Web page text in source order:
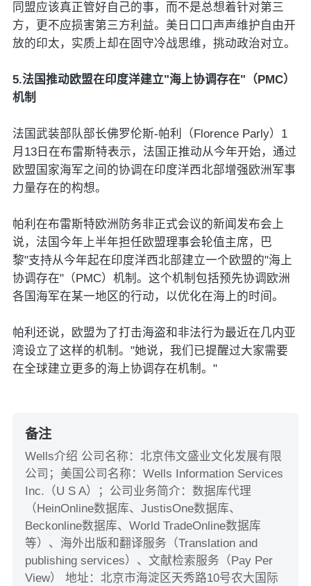
同盟应该真正管好自己的事，而不是总想着针对第三
方，更不应损害第三方利益。美日口口声声维护自由开
放的印太，实质上却在固守冷战思维，挑动政治对立。
5.法国推动欧盟在印度洋建立"海上协调存在"（PMC）
机制
法国武装部队部长佛罗伦斯-帕利（Florence Parly）1
月13日在布雷斯特表示，法国正推动从今年开始，通过
欧盟国家海军之间的协调在印度洋西北部增强欧洲军事
力量存在的构想。
帕利在布雷斯特欧洲防务非正式会议的新闻发布会上
说，法国今年上半年担任欧盟理事会轮值主席，巴
黎"支持从今年起在印度洋西北部建立一个欧盟的"海上
协调存在"（PMC）机制。这个机制包括预先协调欧洲
各国海军在某一地区的行动，以优化在海上的时间。
帕利还说，欧盟为了打击海盗和非法行为最近在几内亚
湾设立了这样的机制。"她说，我们已提醒过大家需要
在全球建立更多的海上协调存在机制。"
备注
Wells介绍 公司名称：北京伟文盛业文化发展有限
公司；美国公司名称：Wells Information Services
Inc.（U S A）；公司业务简介：数据库代理
（HeinOnline数据库、JustisOne数据库、
Beckonline数据库、World TradeOnline数据库
等）、海外出版和翻译服务（Translation and
publishing services）、文献检索服务（Pay Per
View） 地址：北京市海淀区天秀路10号农大国际